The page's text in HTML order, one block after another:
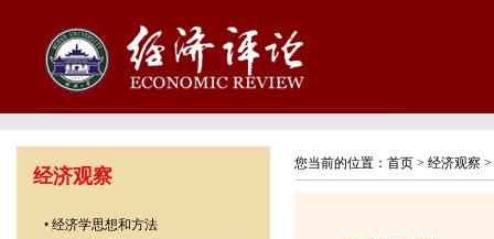
经济观察
• 经济学思想和方法
您当前的位置： 首页 > 经济观察 >